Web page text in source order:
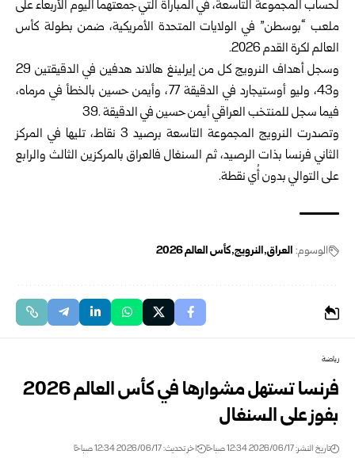
لحساب المجموعة التاسعة، في المباراة ‏التي جمعتهما اليوم الأربعاء على
ملعب “بوسطن” في ‏الولايات المتحدة الأمريكية، ضمن بطولة كأس
العالم ‏لكرة القدم 2026.‏
وسجل أهداف النرويج كل من إيرلينغ هالاند هدفين في ‏الدقيقتين 29
و43، وليو أوستيجارد في الدقيقة 77، ‏وأيمن حسين بالخطأ في مرماه،
فيما سجل للمنتخب ‏العراقي أيمن حسين في الدقيقة 39‌‎.‎
وتصدرت النرويج المجموعة التاسعة برصيد 3 نقاط، ‏تليها في المركز
الثاني فرنسا بذات الرصيد، ثم السنغال ‏فالعراق بالمركزين الثالث والرابع
على التوالي بدون أُي ‏نقطة‎.‎
الوسوم: العراق النرويج كأس العالم ‏2026
رياضة
فرنسا تستهل مشوارها في كأس العالم 2026
بفوز على السنغال
تاريخ النشر: 2026/06/17 12:34 صباحًا اخر تحديث: 2026/06/17 12:34 صباحًا